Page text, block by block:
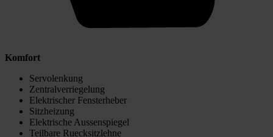
Komfort
Servolenkung
Zentralverriegelung
Elektrischer Fensterheber
Sitzheizung
Elektrische Aussenspiegel
Teilbare Ruecksitzlehne